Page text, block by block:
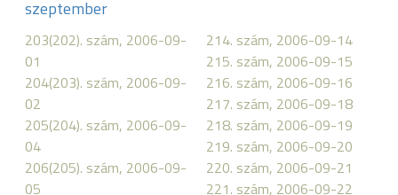
szeptember
203(202). szám, 2006-09-
01
204(203). szám, 2006-09-
02
205(204). szám, 2006-09-
04
206(205). szám, 2006-09-
05
214. szám, 2006-09-14
215. szám, 2006-09-15
216. szám, 2006-09-16
217. szám, 2006-09-18
218. szám, 2006-09-19
219. szám, 2006-09-20
220. szám, 2006-09-21
221. szám, 2006-09-22